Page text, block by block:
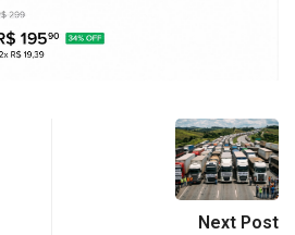
Next Post